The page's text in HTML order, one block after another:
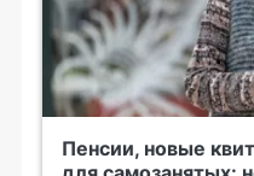
Пенсии, новые